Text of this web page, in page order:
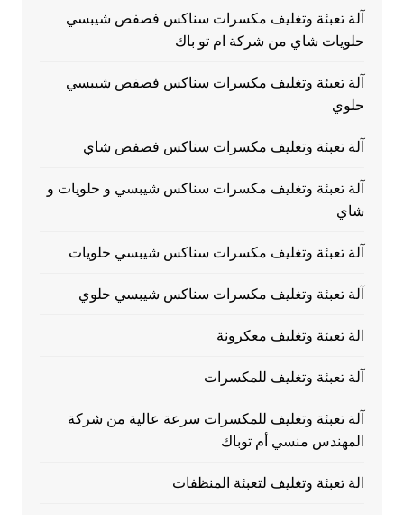
آلة تعبئة وتغليف مكسرات سناكس فصفص شيبسي
حلويات شاي من شركة ام تو باك
آلة تعبئة وتغليف مكسرات سناكس فصفص شيبسي
حلوي
آلة تعبئة وتغليف مكسرات سناكس فصفص شاي
آلة تعبئة وتغليف مكسرات سناكس شيبسي و حلويات و
شاي
آلة تعبئة وتغليف مكسرات سناكس شيبسي حلويات
آلة تعبئة وتغليف مكسرات سناكس شيبسي حلوي
الة تعبئة وتغليف معكرونة
آلة تعبئة وتغليف للمكسرات
آلة تعبئة وتغليف للمكسرات سرعة عالية من شركة
المهندس منسي أم توباك
الة تعبئة وتغليف لتعبئة المنظفات